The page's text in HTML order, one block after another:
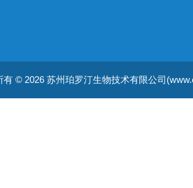
有 © 2026 苏州珀罗汀生物技术有限公司